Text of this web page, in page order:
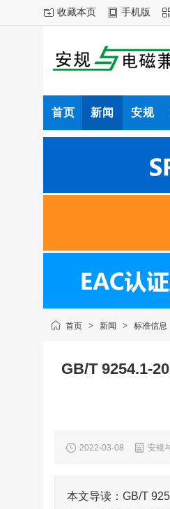
收藏本页 手机版
首页 新闻 安规
首页 > 新闻 > 标准信息
GB/T 9254.1-
2022-03-08 安规
本文导读：GB/T